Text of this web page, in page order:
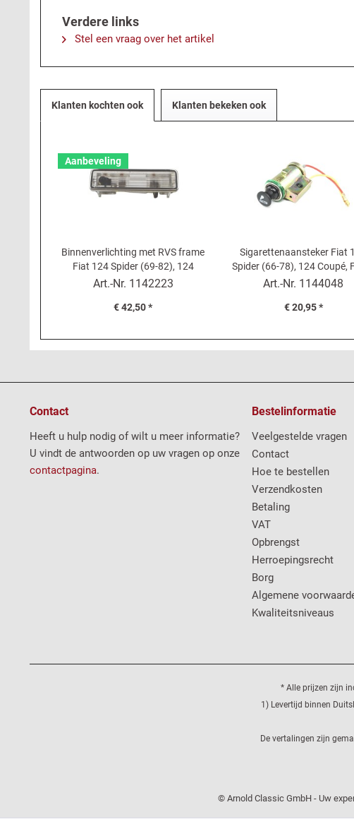
Verdere links
Stel een vraag over het artikel
Klanten kochten ook Klanten bekeken ook
Aanbeveling
Binnenverlichting met RVS frame
Fiat 124 Spider (69-82), 124
Coupé, 850 Coupé, Dino -...
Art.-Nr. 1142223
€ 42,50 *
Sigarettenaansteker Fiat
Spider (66-78), 124 Coupé,
1/9, Fiat 1200-1500
Art.-Nr. 1144048
€ 20,95 *
Contact
Heeft u hulp nodig of wilt u meer informatie?
U vindt de antwoorden op uw vragen op onze
contactpagina.
Bestelinformatie
Veelgestelde vragen
Contact
Hoe te bestellen
Verzendkosten
Betaling
VAT
Opbrengst
Herroepingsrecht
Borg
Algemene
Kwaliteitsniveaus
* Alle prijzen zijn
1) Levertijd binnen
De vertalingen zijn
© Arnold Classic GmbH - Uw